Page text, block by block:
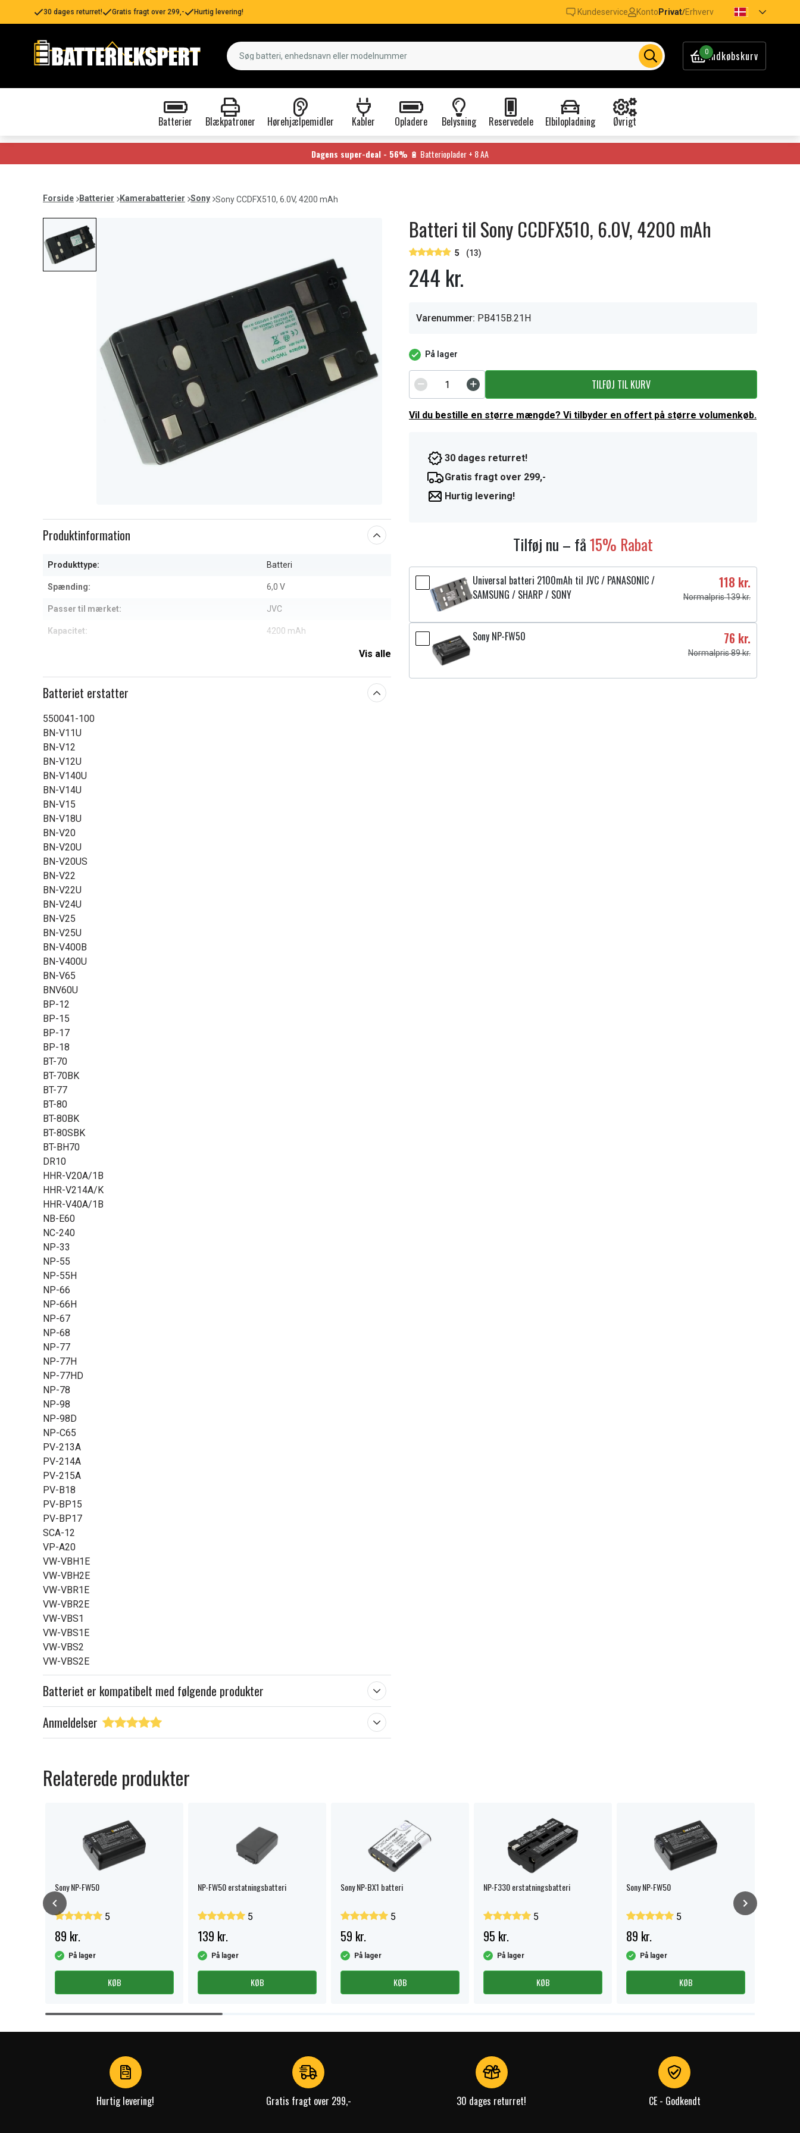
30 dages returret! Gratis fragt over 299,- Hurtig levering! Kundeservice Konto Privat/Erhverv
0Indkøbskurv
Batterier Blækpatroner Hørehjælpemidler Kabler Opladere Belysning Reservedele Elbilopladning Øvrigt
Dagens super-deal - 56% 🔋 Batterioplader + 8 AA
Forside Batterier Kamerabatterier Sony Sony CCDFX510, 6.0V, 4200 mAh
of
Produktinformation
Produkttype: Batteri
Spænding: 6,0 V
Passer til mærket: JVC
Kapacitet: 4200 mAh
Vis alle
Batteriet erstatter
550041-100
BN-V11U
BN-V12
BN-V12U
BN-V140U
BN-V14U
BN-V15
BN-V18U
BN-V20
BN-V20U
BN-V20US
BN-V22
BN-V22U
BN-V24U
BN-V25
BN-V25U
BN-V400B
BN-V400U
BN-V65
BNV60U
BP-12
BP-15
BP-17
BP-18
BT-70
BT-70BK
BT-77
BT-80
BT-80BK
BT-80SBK
BT-BH70
DR10
HHR-V20A/1B
HHR-V214A/K
HHR-V40A/1B
NB-E60
NC-240
NP-33
NP-55
NP-55H
NP-66
NP-66H
NP-67
NP-68
NP-77
NP-77H
NP-77HD
NP-78
NP-98
NP-98D
NP-C65
PV-213A
PV-214A
PV-215A
PV-B18
PV-BP15
PV-BP17
SCA-12
VP-A20
VW-VBH1E
VW-VBH2E
VW-VBR1E
VW-VBR2E
VW-VBS1
VW-VBS1E
VW-VBS2
VW-VBS2E
Batteriet er kompatibelt med følgende produkter
Anmeldelser
Batteri til Sony CCDFX510, 6.0V, 4200 mAh
5 (13)
244 kr.
Varenummer: PB415B.21H
På lager
TILFØJ TIL KURV
Vil du bestille en større mængde? Vi tilbyder en offert på større volumenkøb.
30 dages returret!
Gratis fragt over 299,-
Hurtig levering!
Tilføj nu – få15% Rabat
Universal batteri 2100mAh til JVC / PANASONIC /
SAMSUNG / SHARP / SONY
118 kr.
Normalpris 139 kr.
Sony NP-FW50 76 kr.
Normalpris 89 kr.
Relaterede produkter
Sony NP-FW50
5
89 kr.
På lager
KØB
NP-FW50 erstatningsbatteri
5
139 kr.
På lager
KØB
Sony NP-BX1 batteri
5
59 kr.
På lager
KØB
NP-F330 erstatningsbatteri
5
95 kr.
På lager
KØB
Sony NP-FW50
5
89 kr.
På lager
KØB
Item
Hurtig levering! Gratis fragt over 299,- 30 dages returret! CE - Godkendt